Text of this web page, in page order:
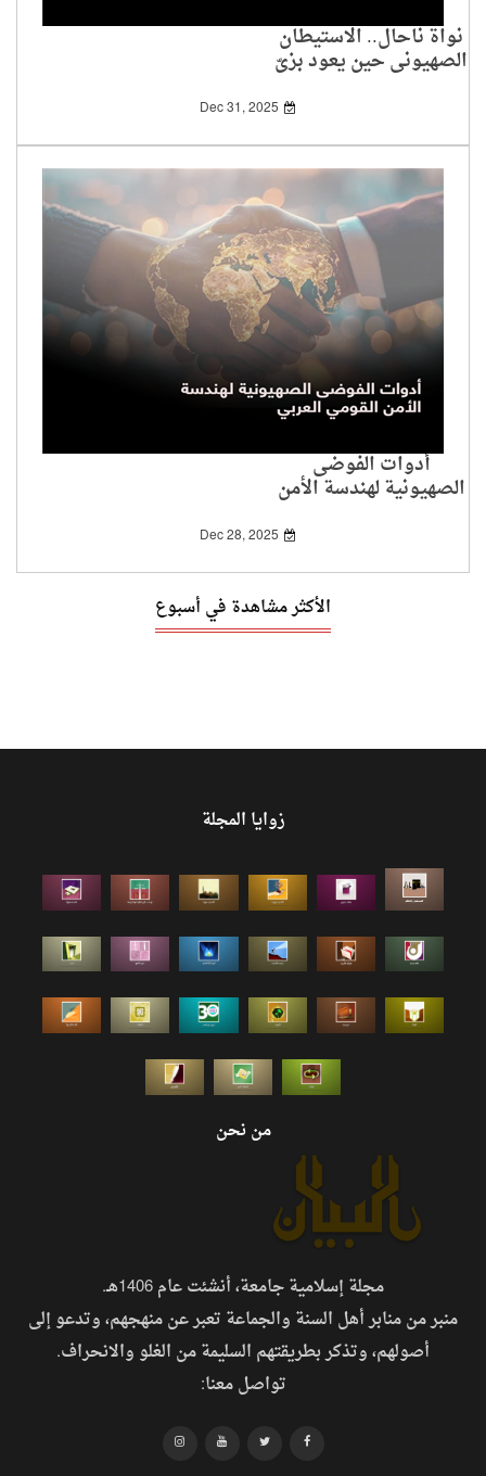
نواة ناحال.. الاستيطان
الصهيوني حين يعود بزيّ
Dec 31, 2025
أدوات الفوضى
الصهيونية لهندسة الأمن
Dec 28, 2025
الأكثر مشاهدة في أسبوع
زوايا المجلة
من نحن
مجلة إسلامية جامعة، أنشئت عام 1406هـ.
منبر من منابر أهل السنة والجماعة تعبر عن منهجهم، وتدعو إلى
أصولهم، وتذكر بطريقتهم السليمة من الغلو والانحراف.
تواصل معنا: